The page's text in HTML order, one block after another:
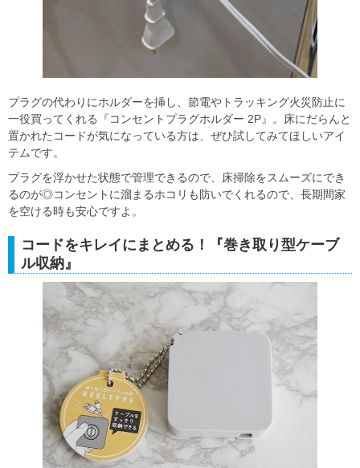
プラグの代わりにホルダーを挿し、節電やトラッキング火災防止に
一役買ってくれる『コンセントプラグホルダー 2P』。床にだらんと
置かれたコードが気になっている方は、ぜひ試してみてほしいアイ
テムです。
プラグを浮かせた状態で管理できるので、床掃除をスムーズにでき
るのが◎コンセントに溜まるホコリも防いでくれるので、長期間家
を空ける時も安心ですよ。
コードをキレイにまとめる！『巻き取り型ケーブ
ル収納』